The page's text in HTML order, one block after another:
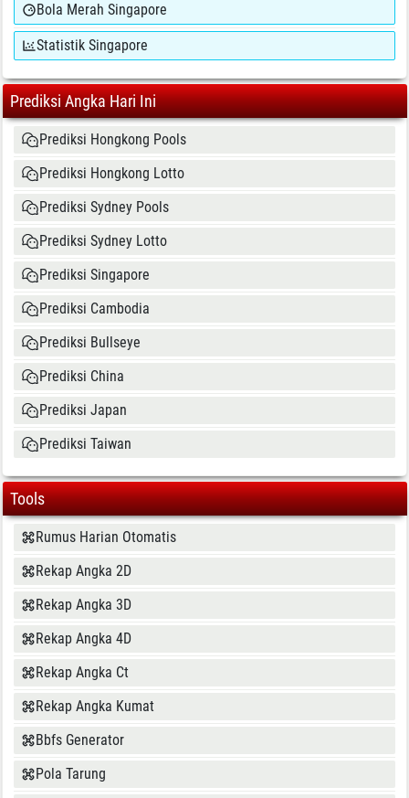
Bola Merah Singapore
Statistik Singapore
Prediksi Angka Hari Ini
Prediksi Hongkong Pools
Prediksi Hongkong Lotto
Prediksi Sydney Pools
Prediksi Sydney Lotto
Prediksi Singapore
Prediksi Cambodia
Prediksi Bullseye
Prediksi China
Prediksi Japan
Prediksi Taiwan
Tools
Rumus Harian Otomatis
Rekap Angka 2D
Rekap Angka 3D
Rekap Angka 4D
Rekap Angka Ct
Rekap Angka Kumat
Bbfs Generator
Pola Tarung